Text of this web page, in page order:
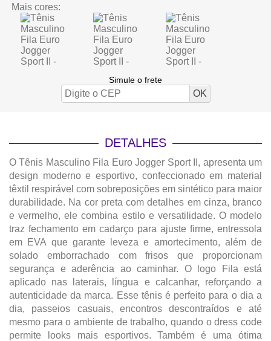
Mais cores:
Simule o frete
DETALHES
O Tênis Masculino Fila Euro Jogger Sport II, apresenta um
design moderno e esportivo, confeccionado em material
têxtil respirável com sobreposições em sintético para maior
durabilidade. Na cor preta com detalhes em cinza, branco
e vermelho, ele combina estilo e versatilidade. O modelo
traz fechamento em cadarço para ajuste firme, entressola
em EVA que garante leveza e amortecimento, além de
solado emborrachado com frisos que proporcionam
segurança e aderência ao caminhar. O logo Fila está
aplicado nas laterais, língua e calcanhar, reforçando a
autenticidade da marca. Esse tênis é perfeito para o dia a
dia, passeios casuais, encontros descontraídos e até
mesmo para o ambiente de trabalho, quando o dress code
permite looks mais esportivos. Também é uma ótima